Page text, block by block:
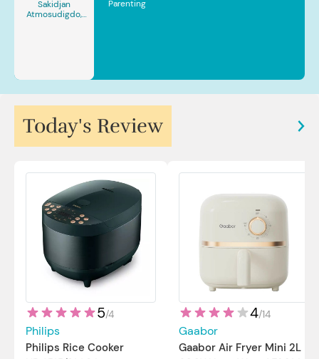
Sakidjan
Atmosudigdo,
Parenting
Today's Review
5/4
Philips
Philips Rice Cooker
4/14
Gaabor
Gaabor Air Fryer Mini 2L